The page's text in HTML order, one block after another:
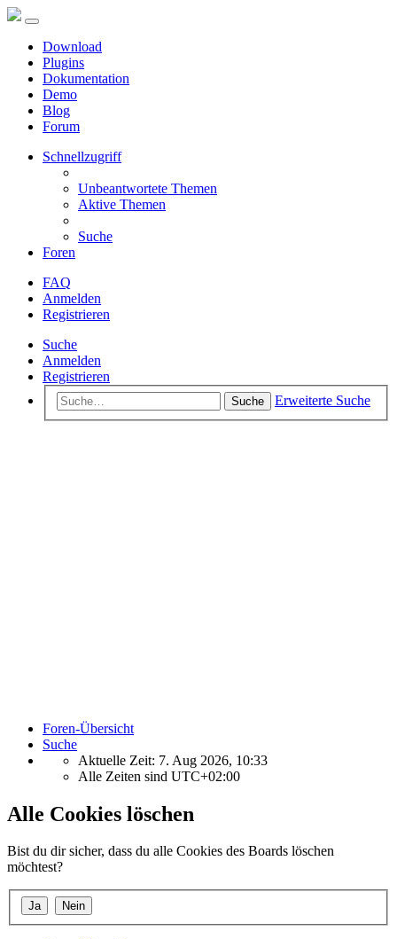
Download
Plugins
Dokumentation
Demo
Blog
Forum
Schnellzugriff
Unbeantwortete Themen
Aktive Themen
Suche
Foren
FAQ
Anmelden
Registrieren
Suche
Anmelden
Registrieren
Suche Erweiterte Suche
Foren-Übersicht
Suche
Aktuelle Zeit: 7. Aug 2026, 10:33
Alle Zeiten sind UTC+02:00
Alle Cookies löschen
Bist du dir sicher, dass du alle Cookies des Boards löschen
möchtest?